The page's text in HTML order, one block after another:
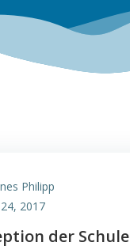
Philipp
2017
der Schule